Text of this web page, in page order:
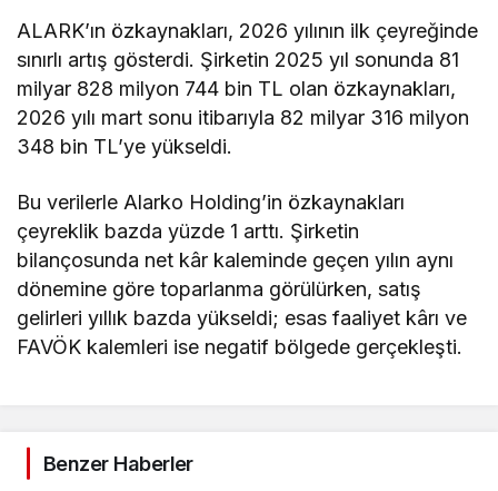
ALARK’ın özkaynakları, 2026 yılının ilk çeyreğinde
sınırlı artış gösterdi. Şirketin 2025 yıl sonunda 81
milyar 828 milyon 744 bin TL olan özkaynakları,
2026 yılı mart sonu itibarıyla 82 milyar 316 milyon
348 bin TL’ye yükseldi.
Bu verilerle Alarko Holding’in özkaynakları
çeyreklik bazda yüzde 1 arttı. Şirketin
bilançosunda net kâr kaleminde geçen yılın aynı
dönemine göre toparlanma görülürken, satış
gelirleri yıllık bazda yükseldi; esas faaliyet kârı ve
FAVÖK kalemleri ise negatif bölgede gerçekleşti.
Benzer Haberler